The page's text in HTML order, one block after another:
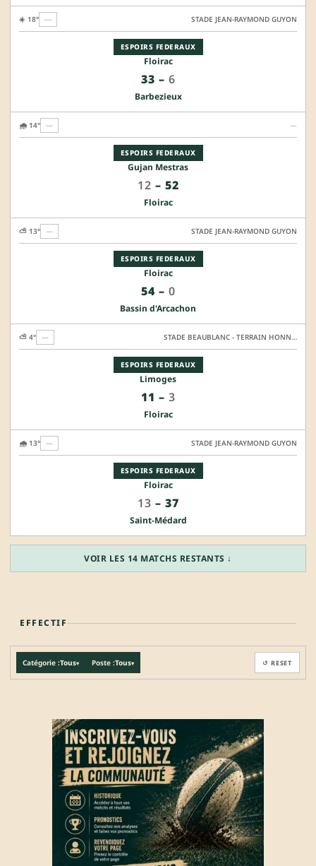
ESPOIRS FEDERAUX
Floirac
33 – 6
Barbezieux
☀️ 18° — STADE JEAN-RAYMOND GUYON
ESPOIRS FEDERAUX
Gujan Mestras
12 – 52
Floirac
🌧️ 14° — —
ESPOIRS FEDERAUX
Floirac
54– 0
Bassin d'Arcachon
⛅ 13° — STADE JEAN-RAYMOND GUYON
ESPOIRS FEDERAUX
Limoges
11 – 3
Floirac
⛅ 4° — STADE BEAUBLANC - TERRAIN HONNEUR
ESPOIRS FEDERAUX
Floirac
13 – 37
Saint-Médard
🌧️ 13° — STADE JEAN-RAYMOND GUYON
VOIR LES 14 MATCHS RESTANTS ↓
EFFECTIF
Catégorie :Tous▾ Poste :Tous▾ ↺ RESET